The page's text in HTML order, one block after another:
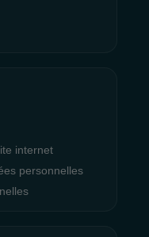
internet
personnelles